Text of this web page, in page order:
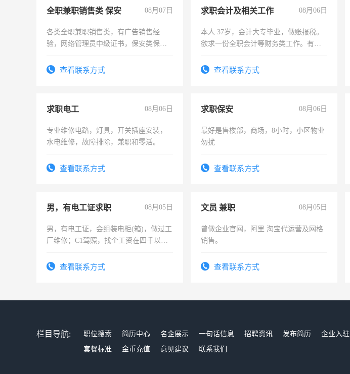
全职兼职销售类 保安 08月07日
各类全职兼职销售类，有广告销售经
验，网络管理员中级证书，保安类保安
有高低压电工证和十几年工作经验
查看联系方式
求职会计及相关工作 08月06日
本人 37岁，会计大专毕业，做账报税。
欲求一份全职会计等财务类工作。有会
查看联系方式
求职电工 08月06日
专业维修电路，灯具，开关插座安装，
水电维修，故障排除，兼职和零活。
查看联系方式
求职保安 08月06日
最好是售楼部，商场，8小时，小区物业
勿扰
查看联系方式
男，有电工证求职 08月05日
男，有电工证，会组装电柜(箱)，做过工
厂维修；C1驾照，找个工资在四千以
电话查看联系方式
文员 兼职 08月05日
曾做企业官网，阿里 淘宝代运营及网格
销售。
查看联系方式
栏目导航: 职位搜索 简历中心 名企展示 一句话信息 招聘资讯 发布简历 企业入驻
套餐标准
金币充值 意见建议 联系我们